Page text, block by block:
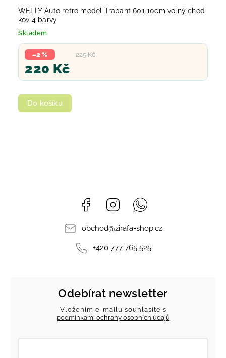
WELLY Auto retro model Trabant 601 10cm volný chod
kov 4 barvy
Skladem
225 Kč
–2 %
220 Kč
Do košíku
Facebook Instagram
obchod@zirafa-shop.cz
+420 777 765 525
Odebírat newsletter
Vložením e-mailu souhlasíte s
podmínkami ochrany osobních údajů